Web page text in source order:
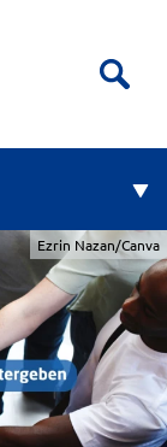
Ezrin Nazan/Canva